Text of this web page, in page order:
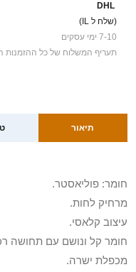
DHL
(שלח ל IL)
7-10 ימי עסקים
תעריף המשלוח של כל ההזמנות הוא
תיאור
חומר: פוליאסטר.
מרחיק לחות.
עיצוב קלאסי.
חומר קל ונושם עם תחושה
מכפלת ישרה.